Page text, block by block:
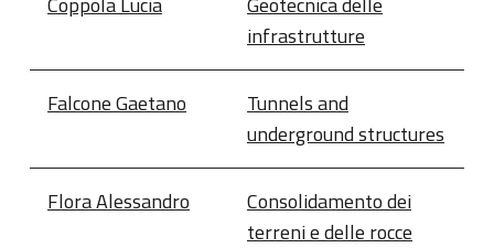
infrastrutture
Falcone Gaetano
Tunnels and
underground structures
Flora Alessandro
Consolidamento dei
terreni e delle rocce